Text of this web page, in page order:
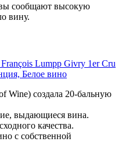
сообщают высокую
вину.
Lumpp Givry 1er Cru
Белое вино
Wine) создала 20-бальную
выдающиеся вина.
качества.
с собственной